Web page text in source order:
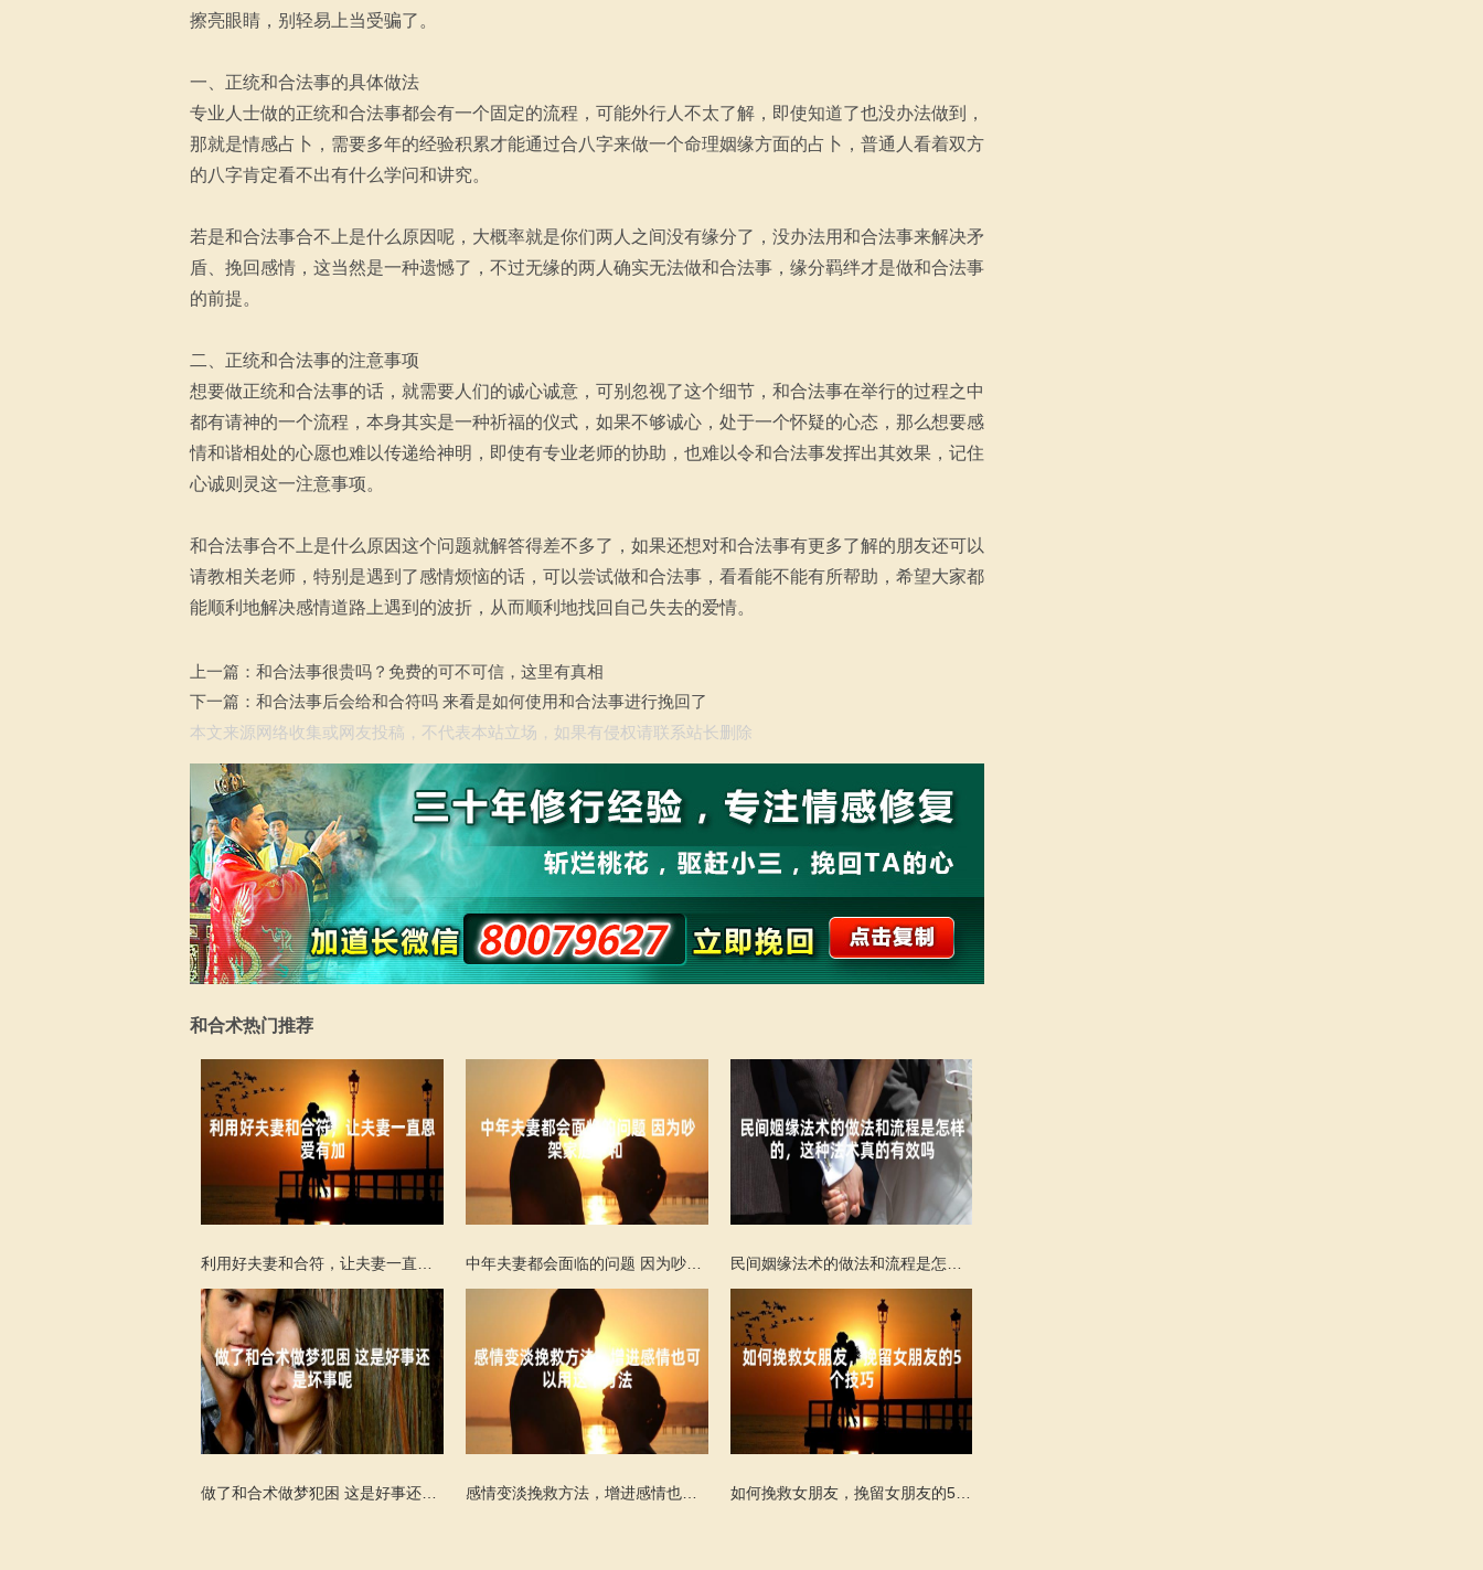
擦亮眼睛，别轻易上当受骗了。
一、正统和合法事的具体做法
专业人士做的正统和合法事都会有一个固定的流程，可能外行人不太了解，即使知道了也没办法做到，
那就是情感占卜，需要多年的经验积累才能通过合八字来做一个命理姻缘方面的占卜，普通人看着双方
的八字肯定看不出有什么学问和讲究。
若是和合法事合不上是什么原因呢，大概率就是你们两人之间没有缘分了，没办法用和合法事来解决矛
盾、挽回感情，这当然是一种遗憾了，不过无缘的两人确实无法做和合法事，缘分羁绊才是做和合法事
的前提。
二、正统和合法事的注意事项
想要做正统和合法事的话，就需要人们的诚心诚意，可别忽视了这个细节，和合法事在举行的过程之中
都有请神的一个流程，本身其实是一种祈福的仪式，如果不够诚心，处于一个怀疑的心态，那么想要感
情和谐相处的心愿也难以传递给神明，即使有专业老师的协助，也难以令和合法事发挥出其效果，记住
心诚则灵这一注意事项。
和合法事合不上是什么原因这个问题就解答得差不多了，如果还想对和合法事有更多了解的朋友还可以
请教相关老师，特别是遇到了感情烦恼的话，可以尝试做和合法事，看看能不能有所帮助，希望大家都
能顺利地解决感情道路上遇到的波折，从而顺利地找回自己失去的爱情。
上一篇： 和合法事很贵吗？免费的可不可信，这里有真相
下一篇： 和合法事后会给和合符吗 来看是如何使用和合法事进行挽回了
本文来源网络收集或网友投稿，不代表本站立场，如果有侵权请联系站长删除
和合术热门推荐
中年夫妻都会面临的问题 因为吵架家庭不和
感情变淡挽救方法，增进感情也可以用这个方法 如何挽救女朋友，挽留女朋友的5个技巧